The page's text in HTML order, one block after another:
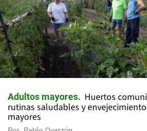
Adultos mayores
Huertos
rutinas saludables y
mayores